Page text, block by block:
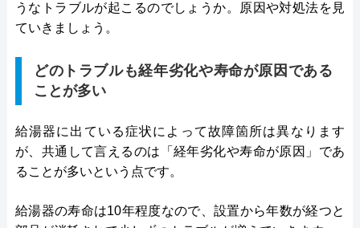
うなトラブルが起こるのでしょうか。原因や対処法を見
ていきましょう。
どのトラブルも経年劣化や寿命が原因である
ことが多い
給湯器に出ている症状によって故障箇所は異なります
が、共通して言えるのは「経年劣化や寿命が原因」であ
ることが多いという点です。
給湯器の寿命は10年程度なので、設置から年数が経つと